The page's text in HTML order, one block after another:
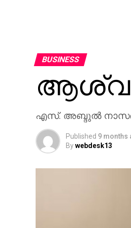
BUSINESS
എസ്. അബ്ദുൽ
Published 9 months
Bywebdesk13